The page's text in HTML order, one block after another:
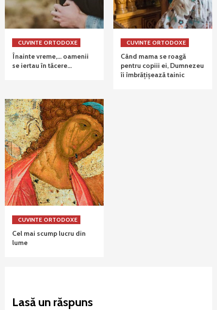
CUVINTE ORTODOXE
Înainte vreme,… oamenii
se iertau în tăcere…
CUVINTE ORTODOXE
Când mama se roagă
pentru copiii ei, Dumnezeu
îi îmbrățișează tainic
CUVINTE ORTODOXE
Cel mai scump lucru din
lume
Lasă un răspuns